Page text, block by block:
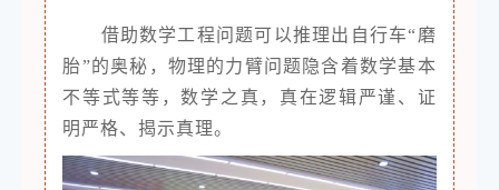
借助数学工程问题可以推理出自行车“磨
胎”的奥秘，物理的力臂问题隐含着数学基本
不等式等等，数学之真，真在逻辑严谨、证
明严格、揭示真理。